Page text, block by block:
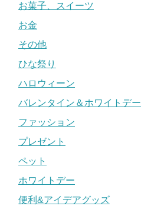
お菓子、スイーツ
お金
その他
ひな祭り
ハロウィーン
バレンタイン＆ホワイトデー
ファッション
プレゼント
ペット
ホワイトデー
便利&アイデアグッズ